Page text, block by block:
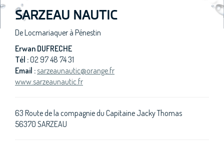
SARZEAU NAUTIC
De Locmariaquer à Pénestin
Erwan DUFRECHE
Tél :02 97 48 74 31
Email :sarzeaunautic@orange.fr
www.sarzeaunautic.fr
63 Route de la compagnie du Capitaine Jacky Thomas
56370 SARZEAU